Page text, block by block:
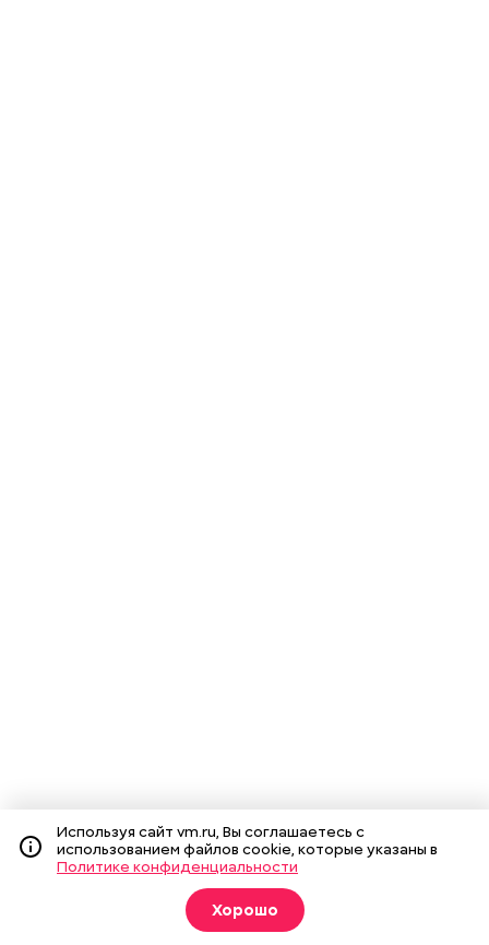
Используя сайт vm.ru, Вы соглашаетесь с
использованием файлов cookie, которые указаны в
Политике конфиденциальности
Хорошо